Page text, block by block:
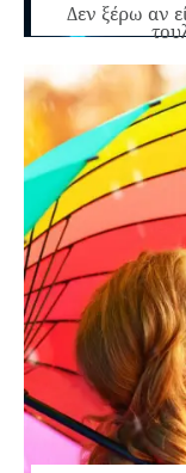
Δεν ξέρω αν